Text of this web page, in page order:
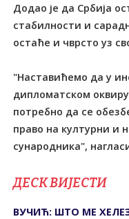
Додао је да Србија
стабилности и
остаће и чврсто уз
"Наставићемо да у
дипломатском
потребно да се
право на културни и
сународника",
ДЕСК ВИЈЕСТИ
ВУЧИЋ: ШТО МЕ